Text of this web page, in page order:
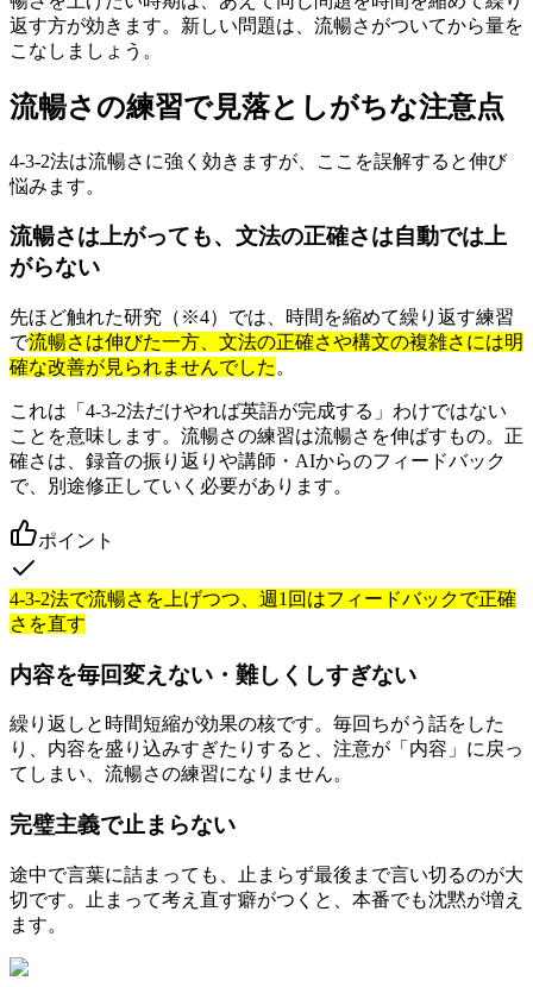
返す方が効きます。新しい問題は、流暢さがついてから量を
こなしましょう。
流暢さの練習で見落としがちな注意点
4-3-2法は流暢さに強く効きますが、ここを誤解すると伸び
悩みます。
流暢さは上がっても、文法の正確さは自動では上
がらない
先ほど触れた研究（※4）では、時間を縮めて繰り返す練習
で流暢さは伸びた一方、文法の正確さや構文の複雑さには明
確な改善が見られませんでした 。
これは「4-3-2法だけやれば英語が完成する」わけではない
ことを意味します。流暢さの練習は流暢さを伸ばすもの。正
確さは、録音の振り返りや講師・AIからのフィードバック
で、別途修正していく必要があります。
ポイント
4-3-2法で流暢さを上げつつ、週1回はフィードバックで正確
さを直す
内容を毎回変えない・難しくしすぎない
繰り返しと時間短縮が効果の核です。毎回ちがう話をした
り、内容を盛り込みすぎたりすると、注意が「内容」に戻っ
てしまい、流暢さの練習になりません。
完璧主義で止まらない
途中で言葉に詰まっても、止まらず最後まで言い切るのが大
切です。止まって考え直す癖がつくと、本番でも沈黙が増え
ます。